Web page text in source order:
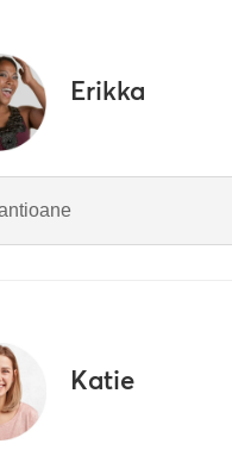
Erikka
Katie